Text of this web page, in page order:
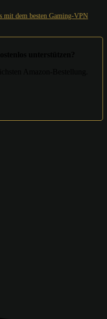
mit dem besten Gaming-VPN